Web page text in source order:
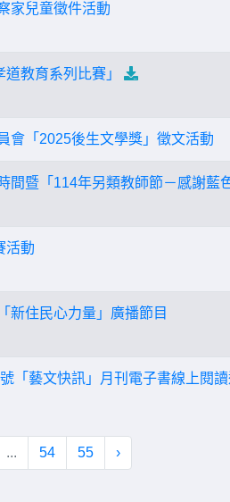
家兒童徵件活動
教育系列比賽」
會「2025後生文學獎」徵文活動
間暨「114年另類教師節－感謝藍
活動
新住民心力量」廣播節目
「藝文快訊」月刊電子書線上閱
... 54 55 ›